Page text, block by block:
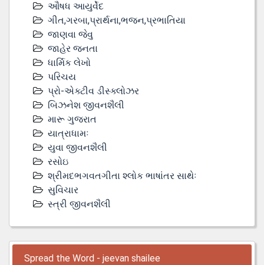
ઔષધ આયુર્વેદ
ગીત,ગરબા,પ્રાર્થના,ભજન,પ્રભાતિયા
જાણવા જેવુ
જાહેર જનતા
ધાર્મિક લેખો
પરિચય
પ્રો-એક્ટીવ ડીસ્‍ક્લોઝર
બિઝનેશ જીવનશૈલી
મારૂ ગુજરાત
યાત્રાધામઃ
યુવા જીવનશૈલી
રસોઇ
શ્રીમદભગવતગીતા શ્લોક ભાષાંતર સાથેઃ
સુવિચાર
સ્ત્રી જીવનશૈલી
Spread the Word - jeevan shailee